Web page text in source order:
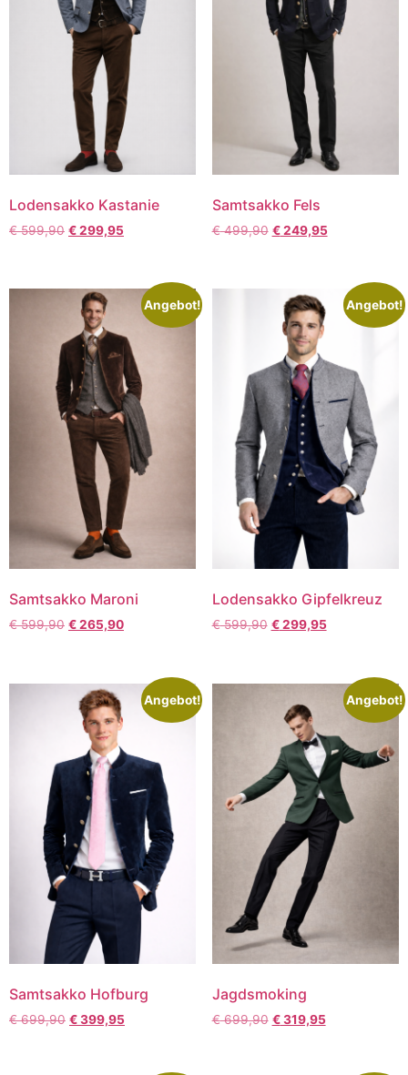
Lodensakko Kastanie
€599,90 €299,95
Samtsakko Fels
€499,90 €249,95
Angebot!
Samtsakko Maroni
€599,90 €265,90
Angebot!
Lodensakko Gipfelkreuz
€599,90 €299,95
Angebot!
Samtsakko Hofburg
€699,90 €399,95
Angebot!
Jagdsmoking
€699,90 €319,95